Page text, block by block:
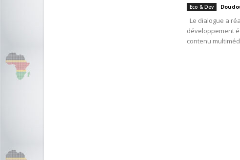
Eco & Dev
Le dialogue a
développement
contenu